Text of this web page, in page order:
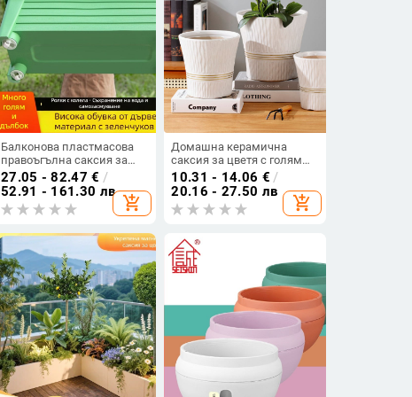
Балконова пластмасова
правоъгълна саксия за
зеленчуци, екстра-голяма,
висока, самозаливна, за
домашно отглеждане
27.05 - 82.47 € /
52.91 - 161.30 лв
add_shopping_cart
Домашна керамична
саксия за цветя с голям
диаметър, скандинавски
стил, екстра голям
размер, подходяща за
парично дърво, потос и
10.31 - 14.06 € /
20.16 - 27.50 лв
add_shopping_cart